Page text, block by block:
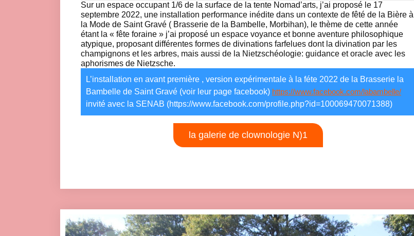
Sur un espace occupant 1/6 de la surface de la tente Nomad’arts, j’ai proposé le 17
septembre 2022, une installation performance inédite dans un contexte de fêté de la Bière à
la Mode de Saint Gravé ( Brasserie de la Bambelle, Morbihan), le thème de cette année
étant la « fête foraine » j’ai proposé un espace voyance et bonne aventure philosophique
atypique, proposant différentes formes de divinations farfelues dont la divination par les
champignons et les arbres, mais aussi de la Nietzschéologie: guidance et oracle avec les
aphorismes de Nietzsche.
L’installation en avant première , version expérimentale à la féte 2022 de la Brasserie la
Bambelle de Saint Gravé (voir leur page facebook) https://www.facebook.com/labambelle/
invité avec la SENAB (https://www.facebook.com/profile.php?id=100069470071388)
la galerie de clownologie N)1